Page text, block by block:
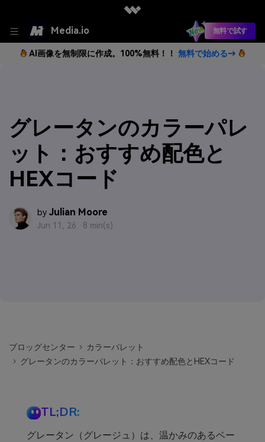
Media.io 無料で試す
AI画像を無制限に作成。100%無料！！ 無料で始める→
グレータンのカラーパレ
ット：おすすめ配色と
HEXコード
by Julian Moore
Jun 11, 26 · 8 min(s)
ブロッグセンター
カラーパレット
グレータンのカラーパレット：おすすめ配色とHEXコード
TL;DR:
グレータン（グレージュ）は、温かみのあるベー